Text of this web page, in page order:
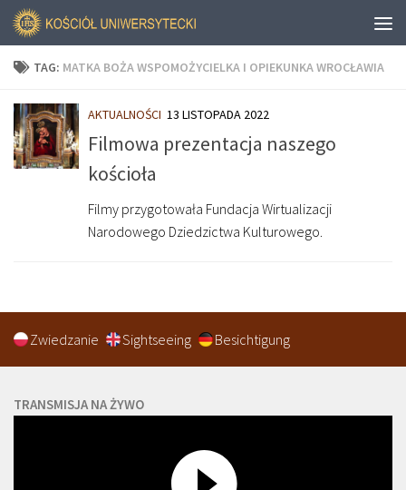
TAG: MATKA BOŻA WSPOMOŻYCIELKA I OPIEKUNKA WROCŁAWIA
AKTUALNOŚCI 13 LISTOPADA 2022
Filmowa prezentacja naszego
kościoła
Filmy przygotowała Fundacja Wirtualizacji
Narodowego Dziedzictwa Kulturowego.
Zwiedzanie Sightseeing Besichtigung
TRANSMISJA NA ŻYWO